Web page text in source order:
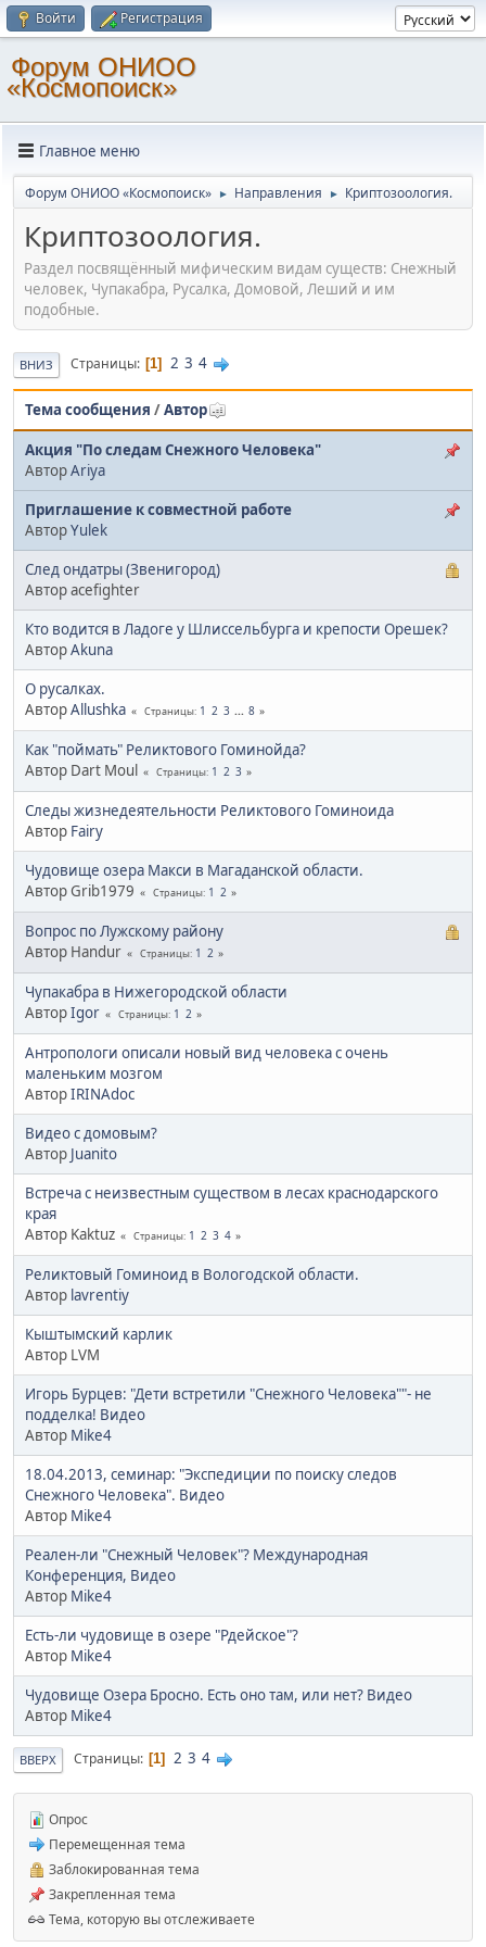
Войти Регистрация
Форум ОНИОО
«Космопоиск»
Главное меню
Форум ОНИОО «Космопоиск» ► Направления ► Криптозоология.
Криптозоология.
Раздел посвящённый мифическим видам существ: Снежный
человек, Чупакабра, Русалка, Домовой, Леший и им
подобные.
ВНИЗ Страницы 1 2 3 4
Тема сообщения /Автор
Акция "По следам Снежного Человека"
АвторAriya
Приглашение к совместной работе
АвторYulek
След ондатры (Звенигород)
Автор acefighter
Кто водится в Ладоге у Шлиссельбурга и крепости Орешек?
АвторAkuna
О русалках.
АвторAllushka Страницы 1 2 3 ... 8
Как "поймать" Реликтового Гоминойда?
Автор Dart Moul
Страницы 1 2 3
Следы жизнедеятельности Реликтового Гоминоида
Автор Fairy
Чудовище озера Макси в Магаданской области.
Автор Grib1979
Страницы 1 2
Вопрос по Лужскому району
Автор Handur
Страницы 1 2
Чупакабра в Нижегородской области
АвторIgor Страницы 1 2
Антропологи описали новый вид человека с очень
маленьким мозгом
АвторIRINAdoc
Видео с домовым?
Автор Juanito
Встреча с неизвестным существом в лесах краснодарского
края
Автор Kaktuz
Страницы 1 2 3 4
Реликтовый Гоминоид в Вологодской области.
Автор lavrentiy
Кыштымский карлик
Автор LVM
Игорь Бурцев: "Дети встретили "Снежного Человека""- не
подделка! Видео
Автор Mike4
18.04.2013, семинар: "Экспедиции по поиску следов
Снежного Человека". Видео
Автор Mike4
Реален-ли "Снежный Человек"? Международная
Конференция, Видео
Автор Mike4
Есть-ли чудовище в озере "Рдейское"?
Автор Mike4
Чудовище Озера Бросно. Есть оно там, или нет? Видео
Автор Mike4
ВВЕРХ Страницы 1 2 3 4
Опрос
Перемещенная тема
Заблокированная тема
Закрепленная тема
Тема, которую вы отслеживаете